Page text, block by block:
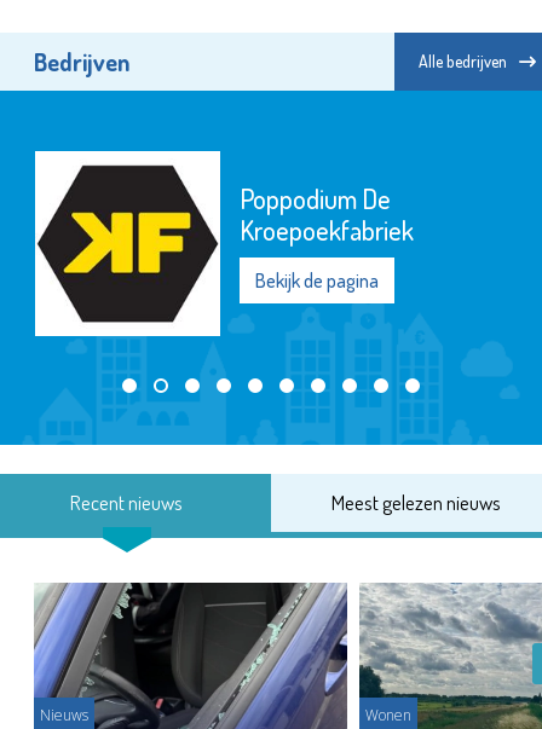
Bedrijven Alle bedrijven
Poppodium De
Kroepoekfabriek
Bekijk de pagina
Recent nieuws Meest gelezen nieuws
Nieuws Wonen